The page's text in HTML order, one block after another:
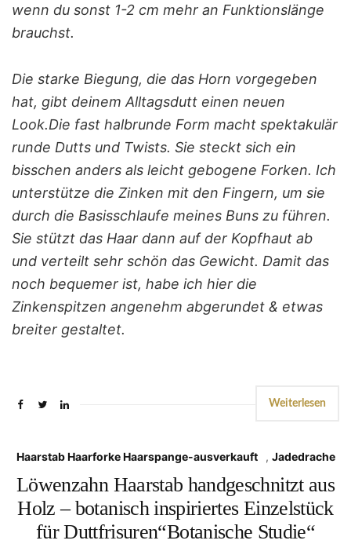
wenn du sonst 1-2 cm mehr an Funktionslänge
brauchst.
Die starke Biegung, die das Horn vorgegeben
hat, gibt deinem Alltagsdutt einen neuen
Look.Die fast halbrunde Form macht spektakulär
runde Dutts und Twists. Sie steckt sich ein
bisschen anders als leicht gebogene Forken. Ich
unterstütze die Zinken mit den Fingern, um sie
durch die Basisschlaufe meines Buns zu führen.
Sie stützt das Haar dann auf der Kopfhaut ab
und verteilt sehr schön das Gewicht. Damit das
noch bequemer ist, habe ich hier die
Zinkenspitzen angenehm abgerundet & etwas
breiter gestaltet.
Weiterlesen
Haarstab Haarforke Haarspange-ausverkauft , Jadedrache
Löwenzahn Haarstab handgeschnitzt aus
Holz – botanisch inspiriertes Einzelstück
für Duttfrisuren“Botanische Studie“